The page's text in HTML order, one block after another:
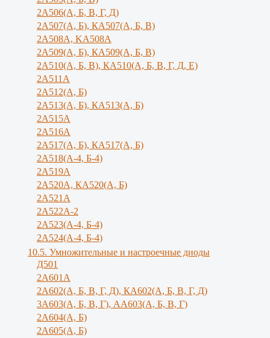
2А506(А, Б, В, Г, Д)
2А507(А, Б), КА507(А, Б, В)
2А508А, KA508A
2А509(А, Б), КА509(А, Б, В)
2А510(А, Б, В), КА510(А, Б, В, Г, Д, Е)
2А511А
2А512(А, Б)
2А513(А, Б), КА513(А, Б)
2А515А
2A516A
2А517(А, Б), КА517(А, Б)
2А518(А-4, Б-4)
2A519A
2А520А, КА520(А, Б)
2А521А
2А522А-2
2А523(А-4, Б-4)
2А524(А-4, Б-4)
10.5. Умножительные и настроечные диоды
Д501
2А601А
2А602(А, Б, В, Г, Д), КА602(А, Б, В, Г, Д)
3A603(A, Б, B, Г), АА603(А, Б, В, Г)
2А604(А, Б)
2А605(А, Б)